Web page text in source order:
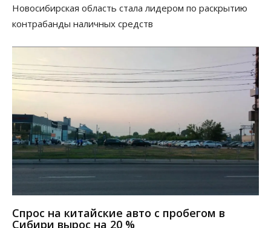
Новосибирская область стала лидером по раскрытию
контрабанды наличных средств
Спрос на китайские авто с пробегом в
Сибири вырос на 20 %